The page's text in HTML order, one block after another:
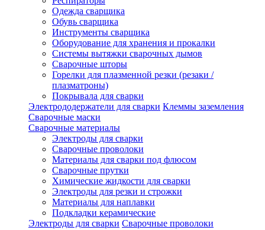
Одежда сварщика
Обувь сварщика
Инструменты сварщика
Оборудование для хранения и прокалки
Системы вытяжки сварочных дымов
Сварочные шторы
Горелки для плазменной резки (резаки /
плазматроны)
Покрывала для сварки
Электрододержатели для сварки Клеммы заземления
Сварочные маски
Сварочные материалы
Электроды для сварки
Сварочные проволоки
Материалы для сварки под флюсом
Сварочные прутки
Химические жидкости для сварки
Электроды для резки и строжки
Материалы для наплавки
Подкладки керамические
Электроды для сварки Сварочные проволоки